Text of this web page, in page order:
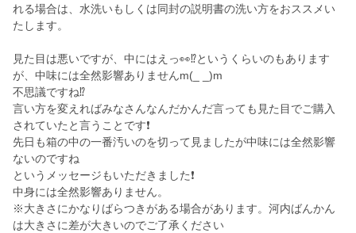
れる場合は、水洗いもしくは同封の説明書の洗い方をおススメい
たします。
見た目は悪いですが、中にはえっ👀⁉️というくらいのもあります
が、中味には全然影響ありませんm(_ _)m
不思議ですね⁉️
言い方を変えればみなさんなんだかんだ言っても見た目でご購入
されていたと言うことです❗
先日も箱の中の一番汚いのを切って見ましたが中味には全然影響
ないのですね
というメッセージもいただきました❗
中身には全然影響ありません。
※大きさにかなりばらつきがある場合があります。河内ばんかん
は大きさに差が大きいのでご了承ください